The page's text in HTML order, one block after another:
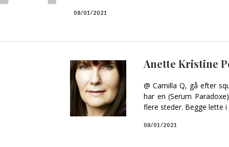
08/01/2021
Anette Kristine
@ Camilla Q, gå efter
har en (Serum
flere steder. Begge lette
08/01/2021